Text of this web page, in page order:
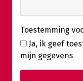
Toestemming
Ja, ik geef
mijn gegevens